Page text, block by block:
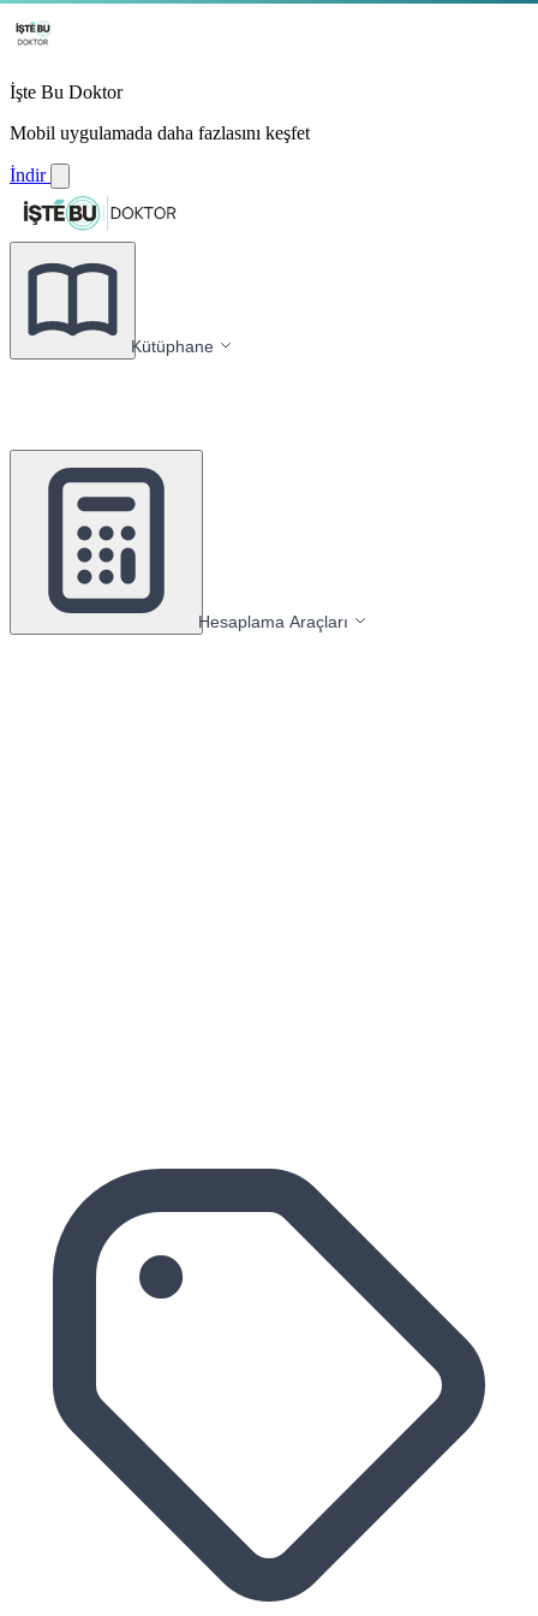
İşte Bu Doktor
Mobil uygulamada daha fazlasını keşfet
İndir
Kütüphane
Hesaplama Araçları